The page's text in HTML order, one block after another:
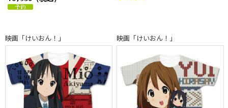
映画「けいおん！」 映画「けいおん！」